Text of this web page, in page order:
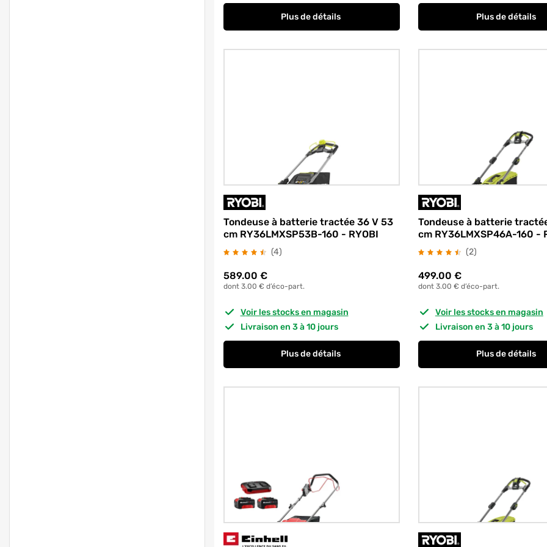
Plus de détails Plus de détails
Tondeuse à batterie tractée 36 V 53
cm RY36LMXSP53B-160 - RYOBI
(4)
589.00 €
dont 3.00 € d’éco-part.
Voir les stocks en magasin
Livraison en 3 à 10 jours
Plus de détails
Tondeuse à batterie
cm RY36LMXSP46A-160 -
(2)
499.00 €
dont 3.00 € d’éco-part.
Voir les stocks en magasin
Livraison en 3 à 10 jours
Plus de détails